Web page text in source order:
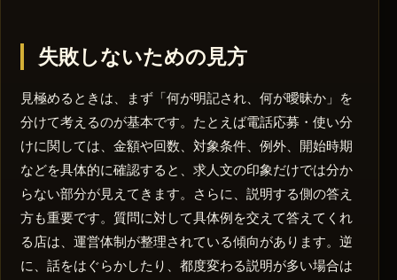
失敗しないための見方
見極めるときは、まず「何が明記され、何が曖昧か」を
分けて考えるのが基本です。たとえば電話応募・使い分
けに関しては、金額や回数、対象条件、例外、開始時期
などを具体的に確認すると、求人文の印象だけでは分か
らない部分が見えてきます。さらに、説明する側の答え
方も重要です。質問に対して具体例を交えて答えてくれ
る店は、運営体制が整理されている傾向があります。逆
に、話をはぐらかしたり、都度変わる説明が多い場合は